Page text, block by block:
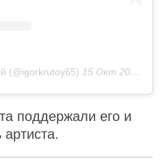
(@igorkrutoy65) 15 Окт 2020 в 1:58 PDT
поддержали его и